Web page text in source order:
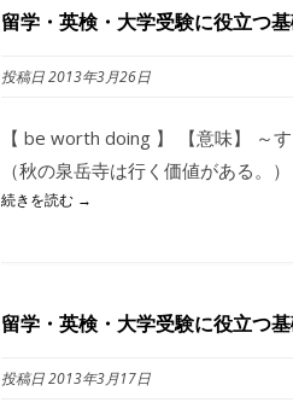
留学・英検・大学受験に役立
投稿日 2013年3月26日
【 be worth doing 】 【意味】 ～
（秋の泉岳寺は行く価値がある。
続きを読む →
留学・英検・大学受験に役立
投稿日 2013年3月17日